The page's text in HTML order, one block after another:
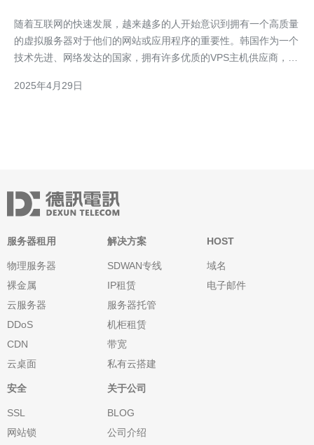
随着互联网的快速发展，越来越多的人开始意识到拥有一个高质量
的虚拟服务器对于他们的网站或应用程序的重要性。韩国作为一个
技术先进、网络发达的国家，拥有许多优质的VPS主机供应商，为
拥有先进的硬件设施，包括高性能的服务器、大容量的存储空间和
2025年4月29日
服务器租用
物理服务器
裸金属
云服务器
DDoS
CDN
云桌面
解决方案
SDWAN专线
IP租赁
服务器托管
机柜租赁
带宽
私有云搭建
HOST
域名
电子邮件
安全
SSL
网站锁
关于公司
BLOG
公司介绍